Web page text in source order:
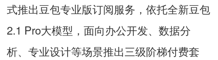
式推出豆包专业版订阅服务，依托全新豆包
2.1 Pro大模型，面向办公开发、数据分
析、专业设计等场景推出三级阶梯付费套